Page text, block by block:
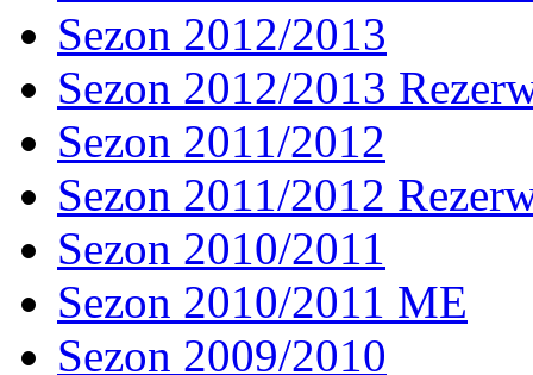
Sezon 2012/2013
Sezon 2012/2013
Sezon 2011/2012
Sezon 2011/2012
Sezon 2010/2011
Sezon 2010/2011 ME
Sezon 2009/2010